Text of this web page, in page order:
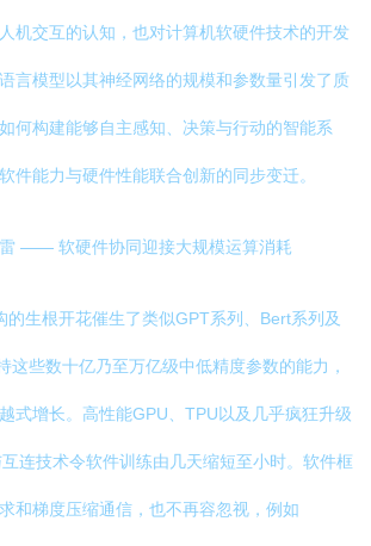
机交互的认知，也对计算机软硬件技术的开发
言模型以其神经网络的规模和参数量引发了质
何构建能够自主感知、决策与行动的智能系
件能力与硬件性能联合创新的同步变迁。
—— 软硬件协同迎接大规模运算消耗
的生根开花催生了类似GPT系列、Bert系列及
这些数十亿乃至万亿级中低精度参数的能力，
式增长。高性能GPU、TPU以及几乎疯狂升级
连技术令软件训练由几天缩短至小时。软件框
和梯度压缩通信，也不再容忽视，例如